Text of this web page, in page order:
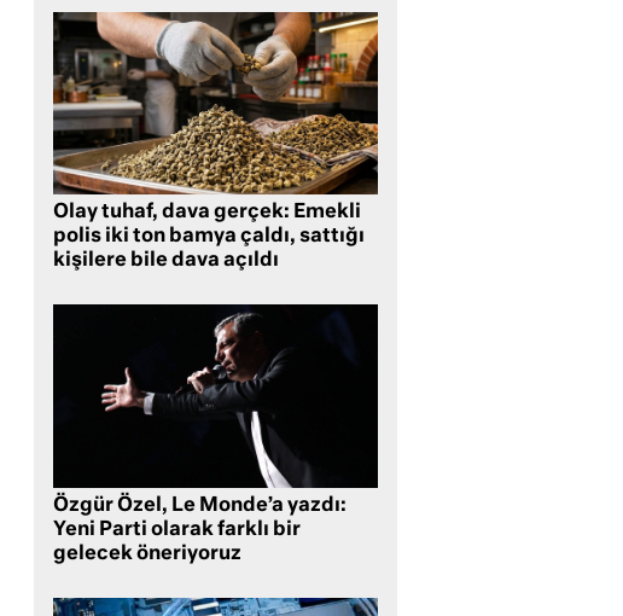
Olay tuhaf, dava gerçek: Emekli
polis iki ton bamya çaldı, sattığı
kişilere bile dava açıldı
Özgür Özel, Le Monde’a yazdı:
Yeni Parti olarak farklı bir
gelecek öneriyoruz